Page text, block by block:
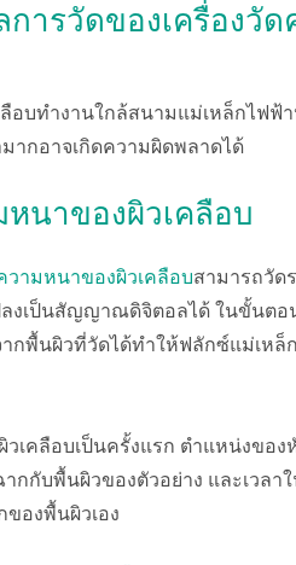
ารวัดของเครื่องวั
บทำงานใกล้สนามแม่เหล็กไฟฟ้า
ากอาจเกิดความผิดพลาดได้
นาของผิวเคลือบ
วามหนาของผิวเคลือบสามารถวัด
งเป็นสัญญาณดิจิตอลได้ ในขั้นตอ
กพื้นผิวที่วัดได้ทำให้ฟลักซ์แม่เหล็
เคลือบเป็นครั้งแรก ตำแหน่งขอ
กกับพื้นผิวของตัวอย่าง และเวลา
ของพื้นผิวเอง